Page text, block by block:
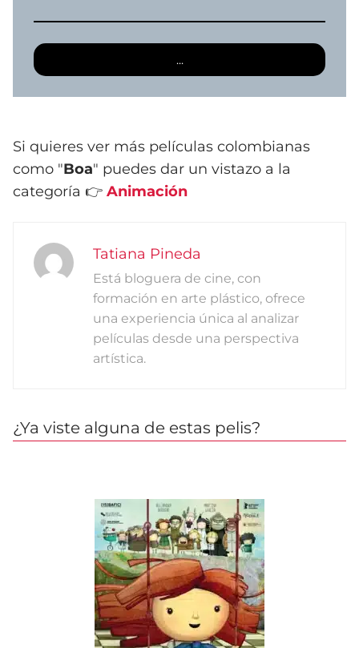
...
Si quieres ver más películas colombianas
como "Boa" puedes dar un vistazo a la
categoría 👉 Animación
Tatiana Pineda
Está bloguera de cine, con
formación en arte plástico, ofrece
una experiencia única al analizar
películas desde una perspectiva
artística.
¿Ya viste alguna de estas pelis?